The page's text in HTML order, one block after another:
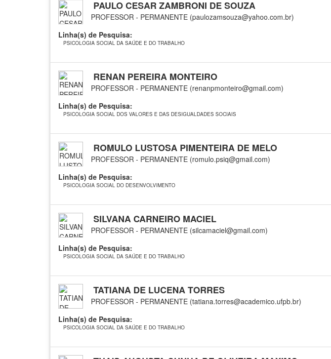
PAULO CESAR ZAMBRONI DE SOUZA
PROFESSOR - PERMANENTE (paulozamsouza@yahoo.com.br)
Linha(s) de Pesquisa:
PSICOLOGIA SOCIAL DA SAÚDE E DO TRABALHO
RENAN PEREIRA MONTEIRO
PROFESSOR - PERMANENTE (renanpmonteiro@gmail.com)
Linha(s) de Pesquisa:
PSICOLOGIA SOCIAL DOS VALORES E DAS DESIGUALDADES SOCIAIS
ROMULO LUSTOSA PIMENTEIRA DE MELO
PROFESSOR - PERMANENTE (romulo.psiq@gmail.com)
Linha(s) de Pesquisa:
PSICOLOGIA SOCIAL DO DESENVOLVIMENTO
SILVANA CARNEIRO MACIEL
PROFESSOR - PERMANENTE (silcamaciel@gmail.com)
Linha(s) de Pesquisa:
PSICOLOGIA SOCIAL DA SAÚDE E DO TRABALHO
TATIANA DE LUCENA TORRES
PROFESSOR - PERMANENTE (tatiana.torres@academico.ufpb.br)
Linha(s) de Pesquisa:
PSICOLOGIA SOCIAL DA SAÚDE E DO TRABALHO